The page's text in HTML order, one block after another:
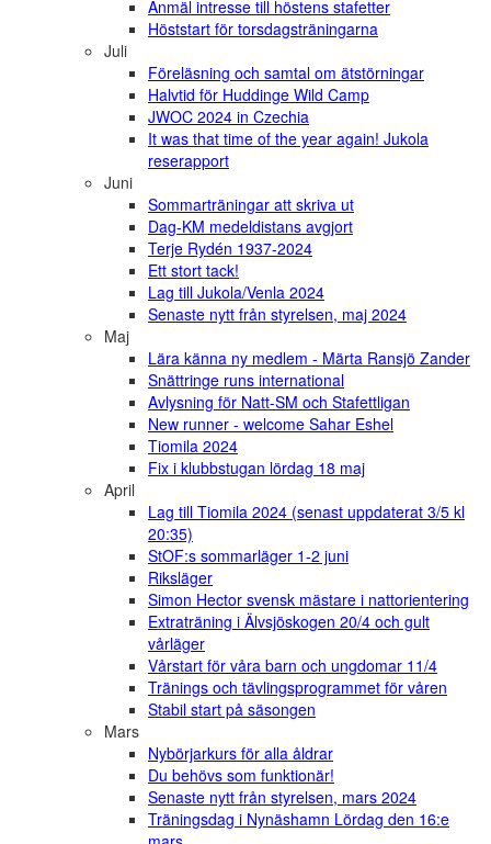
Anmäl intresse till höstens stafetter
Höststart för torsdagsträningarna
Juli
Föreläsning och samtal om ätstörningar
Halvtid för Huddinge Wild Camp
JWOC 2024 in Czechia
It was that time of the year again! Jukola
reserapport
Juni
Sommarträningar att skriva ut
Dag-KM medeldistans avgjort
Terje Rydén 1937-2024
Ett stort tack!
Lag till Jukola/Venla 2024
Senaste nytt från styrelsen, maj 2024
Maj
Lära känna ny medlem - Märta Ransjö Zander
Snättringe runs international
Avlysning för Natt-SM och Stafettligan
New runner - welcome Sahar Eshel
Tiomila 2024
Fix i klubbstugan lördag 18 maj
April
Lag till Tiomila 2024 (senast uppdaterat 3/5 kl
20:35)
StOF:s sommarläger 1-2 juni
Riksläger
Simon Hector svensk mästare i nattorientering
Extraträning i Älvsjöskogen 20/4 och gult
vårläger
Vårstart för våra barn och ungdomar 11/4
Tränings och tävlingsprogrammet för våren
Stabil start på säsongen
Mars
Nybörjarkurs för alla åldrar
Du behövs som funktionär!
Senaste nytt från styrelsen, mars 2024
Träningsdag i Nynäshamn Lördag den 16:e